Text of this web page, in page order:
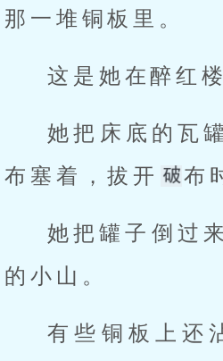
那一堆铜板里。
这是她在醉红
她把床底的瓦
布塞着，拔开
布
她把罐子倒过
的小山。
有些铜板上还